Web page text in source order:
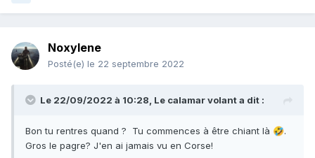
Noxylene
Posté(e) le 22 septembre 2022
Le 22/09/2022 à 10:28, Le calamar volanta dit :
Bon tu rentres quand ? Tu commences à être chiant là 🤣.
Gros le pagre? J'en ai jamais vu en Corse!